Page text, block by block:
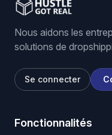
Nous aidons les
solutions de
Se connecter
Fonctionnalités